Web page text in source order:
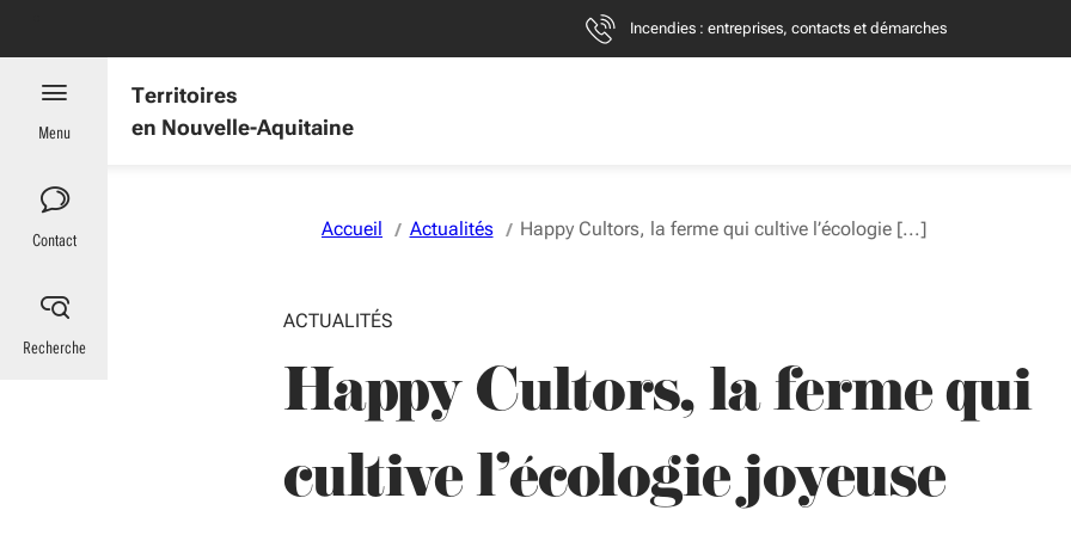
Incendies : entreprises, contacts et démarches
Territoires
en Nouvelle-Aquitaine
Menu
Contact
Recherche
Accueil Actualités Happy Cultors, la ferme qui cultive l’écologie [...]
ACTUALITÉS
Happy Cultors, la ferme qui
cultive l’écologie joyeuse